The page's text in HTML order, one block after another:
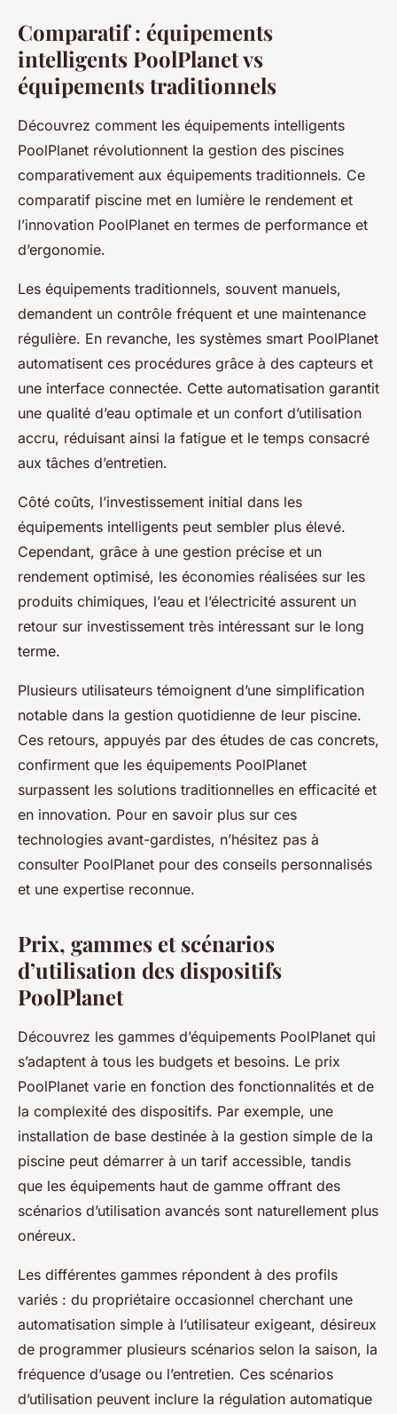
Comparatif : équipements
intelligents PoolPlanet vs
équipements traditionnels
Découvrez comment les équipements intelligents
PoolPlanet révolutionnent la gestion des piscines
comparativement aux équipements traditionnels. Ce
comparatif piscine met en lumière le rendement et
l’innovation PoolPlanet en termes de performance et
d’ergonomie.
Les équipements traditionnels, souvent manuels,
demandent un contrôle fréquent et une maintenance
régulière. En revanche, les systèmes smart PoolPlanet
automatisent ces procédures grâce à des capteurs et
une interface connectée. Cette automatisation garantit
une qualité d’eau optimale et un confort d’utilisation
accru, réduisant ainsi la fatigue et le temps consacré
aux tâches d’entretien.
Côté coûts, l’investissement initial dans les
équipements intelligents peut sembler plus élevé.
Cependant, grâce à une gestion précise et un
rendement optimisé, les économies réalisées sur les
produits chimiques, l’eau et l’électricité assurent un
retour sur investissement très intéressant sur le long
terme.
Plusieurs utilisateurs témoignent d’une simplification
notable dans la gestion quotidienne de leur piscine.
Ces retours, appuyés par des études de cas concrets,
confirment que les équipements PoolPlanet
surpassent les solutions traditionnelles en efficacité et
en innovation. Pour en savoir plus sur ces
technologies avant-gardistes, n’hésitez pas à
consulter PoolPlanet pour des conseils personnalisés
et une expertise reconnue.
Prix, gammes et scénarios
d’utilisation des dispositifs
PoolPlanet
Découvrez les gammes d’équipements PoolPlanet qui
s’adaptent à tous les budgets et besoins. Le prix
PoolPlanet varie en fonction des fonctionnalités et de
la complexité des dispositifs. Par exemple, une
installation de base destinée à la gestion simple de la
piscine peut démarrer à un tarif accessible, tandis
que les équipements haut de gamme offrant des
scénarios d’utilisation avancés sont naturellement plus
onéreux.
Les différentes gammes répondent à des profils
variés : du propriétaire occasionnel cherchant une
automatisation simple à l’utilisateur exigeant, désireux
de programmer plusieurs scénarios selon la saison, la
fréquence d’usage ou l’entretien. Ces scénarios
d’utilisation peuvent inclure la régulation automatique